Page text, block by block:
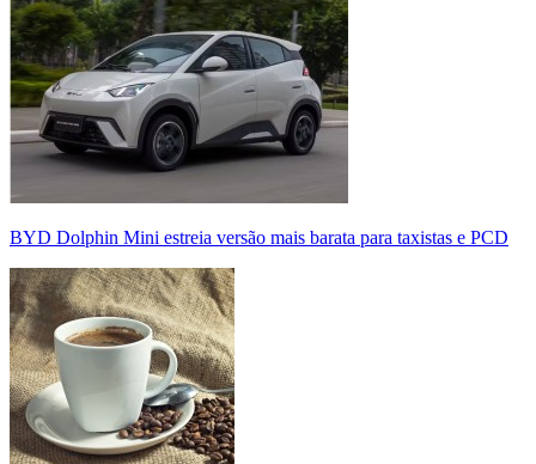
BYD Dolphin Mini estreia versão mais barata para taxistas e PCD